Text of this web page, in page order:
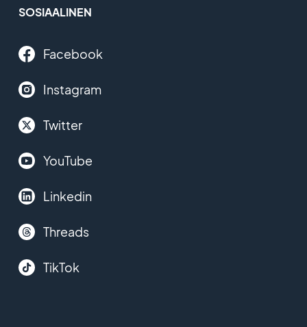
SOSIAALINEN
Facebook
Instagram
Twitter
YouTube
Linkedin
Threads
TikTok